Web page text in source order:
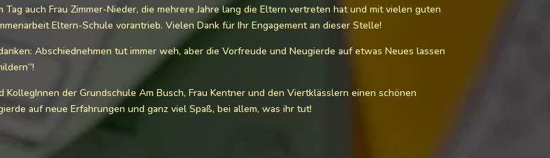
auch Frau Zimmer-Nieder, die mehrere Jahre lang die Eltern vertreten hat und mit vielen guten
Eltern-Schule vorantrieb. Vielen Dank für Ihr Engagement an dieser Stelle!
Abschiednehmen tut immer weh, aber die Vorfreude und Neugierde auf etwas Neues lassen
der Grundschule Am Busch, Frau Kentner und den Viertklässlern einen schönen
auf neue Erfahrungen und ganz viel Spaß, bei allem, was ihr tut!